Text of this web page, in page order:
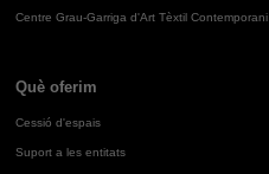
Centre Grau-Garriga d'Art Tèxtil Contemporani
Què oferim
Cessió d'espais
Suport a les entitats